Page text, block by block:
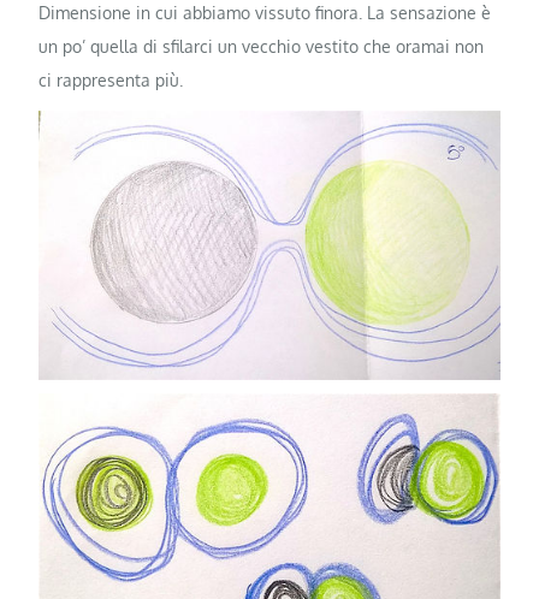
Dimensione in cui abbiamo vissuto finora. La sensazione è
un po’ quella di sfilarci un vecchio vestito che oramai non
ci rappresenta più.